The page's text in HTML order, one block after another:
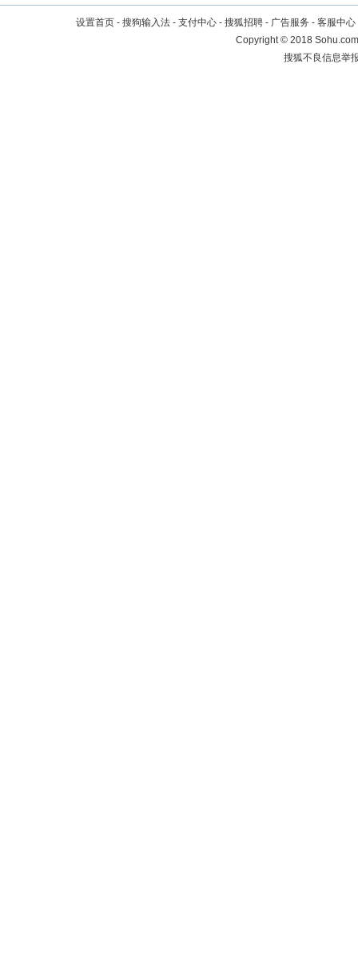
设置首页 - 搜狗输入法 - 支付中心 - 搜狐招聘 - 广告服务 - 客服中心
Copyright©2018
搜狐不良信息举